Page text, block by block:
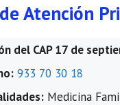
Atención
del CAP 17 de
933 70 30 18
Medicina